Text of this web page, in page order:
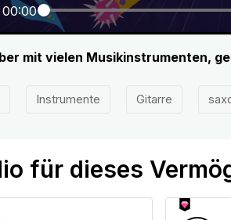
00:00
mit vielen Musikinstrumenten,
Instrumente Gitarre
für dieses